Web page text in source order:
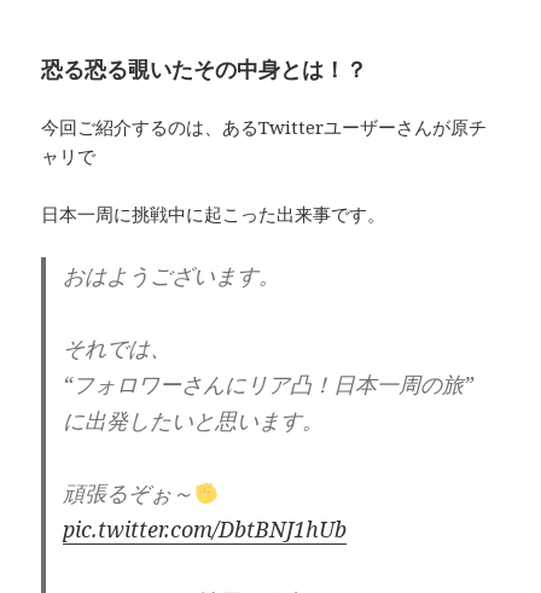
恐る恐る覗いたその中身とは！？
今回ご紹介するのは、あるTwitterユーザーさんが原チ
ャリで
日本一周に挑戦中に起こった出来事です。
おはようございます。
それでは、
“フォロワーさんにリア凸！日本一周の旅”
に出発したいと思います。
頑張るぞぉ～
pic.twitter.com/DbtBNJ1hUb